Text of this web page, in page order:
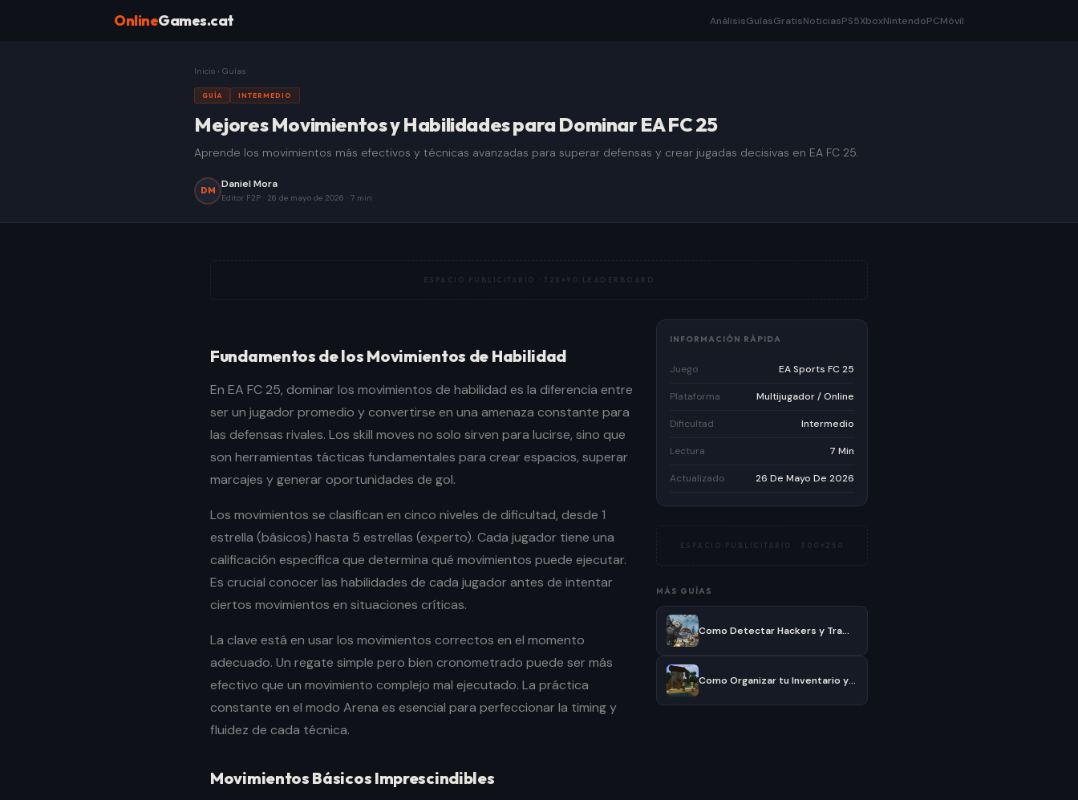
OnlineGames.cat AnálisisGuíasGratisNoticiasPS5XboxNintendoPCMóvil
Inicio › Guías
GUÍA INTERMEDIO
Mejores Movimientos y Habilidades para Dominar EA FC 25
Aprende los movimientos más efectivos y técnicas avanzadas para superar defensas y crear jugadas decisivas en EA FC 25.
DM Daniel Mora
Editor F2P 26 de mayo de 2026 7 min
ESPACIO PUBLICITARIO ·728×90 LEADERBOARD
Fundamentos de los Movimientos de Habilidad
En EA FC 25, dominar los movimientos de habilidad es la diferencia entre
ser un jugador promedio y convertirse en una amenaza constante para
las defensas rivales. Los skill moves no solo sirven para lucirse, sino que
son herramientas tácticas fundamentales para crear espacios, superar
marcajes y generar oportunidades de gol.
Los movimientos se clasifican en cinco niveles de dificultad, desde 1
estrella (básicos) hasta 5 estrellas (experto). Cada jugador tiene una
calificación específica que determina qué movimientos puede ejecutar.
Es crucial conocer las habilidades de cada jugador antes de intentar
ciertos movimientos en situaciones críticas.
La clave está en usar los movimientos correctos en el momento
adecuado. Un regate simple pero bien cronometrado puede ser más
efectivo que un movimiento complejo mal ejecutado. La práctica
constante en el modo Arena es esencial para perfeccionar la timing y
fluidez de cada técnica.
Movimientos Básicos Imprescindibles
INFORMACIÓN RÁPIDA
Juego EA Sports FC 25
Plataforma Multijugador / Online
Dificultad Intermedio
Lectura 7 Min
Actualizado 26 De Mayo De 2026
ESPACIO PUBLICITARIO · 300×250
MÁS GUÍAS
Como Detectar Hackers y Tramposos en Warzone sin Volverte Loco
Como Organizar tu Inventario y Cofres en Minecraft sin Volverte Loco